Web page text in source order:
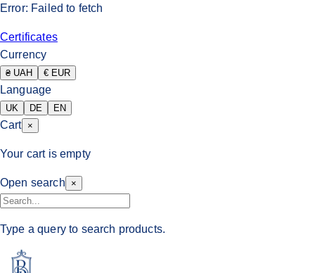
Error: Failed to fetch
Certificates
Currency
₴ UAH € EUR
Language
UK DE EN
Cart ×
Your cart is empty
Open search ×
Type a query to search products.